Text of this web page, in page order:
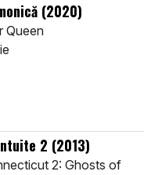
(2020)
Queen
2 (2013)
2: Ghosts of